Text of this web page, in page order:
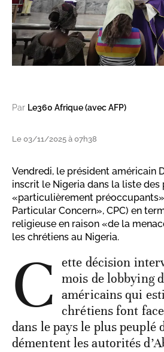
Par Le360 Afrique (avec AFP)
Le 03/11/2025 à 07h38
Vendredi, le président américain
inscrit le Nigeria dans la liste des
«particulièrement
Particular Concern», CPC) en
religieuse en raison «de la
les chrétiens au Nigeria.
C ette décision
mois de lobbying
américains qui
chrétiens font
dans le pays le plus peuplé
démentent les autorités